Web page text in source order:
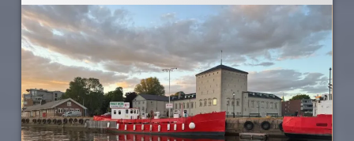
strömstad
Tur